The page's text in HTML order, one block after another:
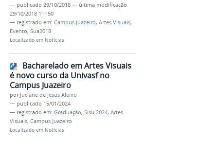
— publicado 29/10/2018 — última modificação
29/10/2018 11h50
— registrado em: Campus Juazeiro, Artes Visuais,
Evento, Sua2018
Localizado em Notícias
Bacharelado em Artes Visuais
é novo curso da Univasf no
Campus Juazeiro
por Juciane de Jesus Aleixo
— publicado 15/01/2024
— registrado em: Graduação, Sisu 2024, Artes
Visuais, Campus Juazeiro
Localizado em Notícias